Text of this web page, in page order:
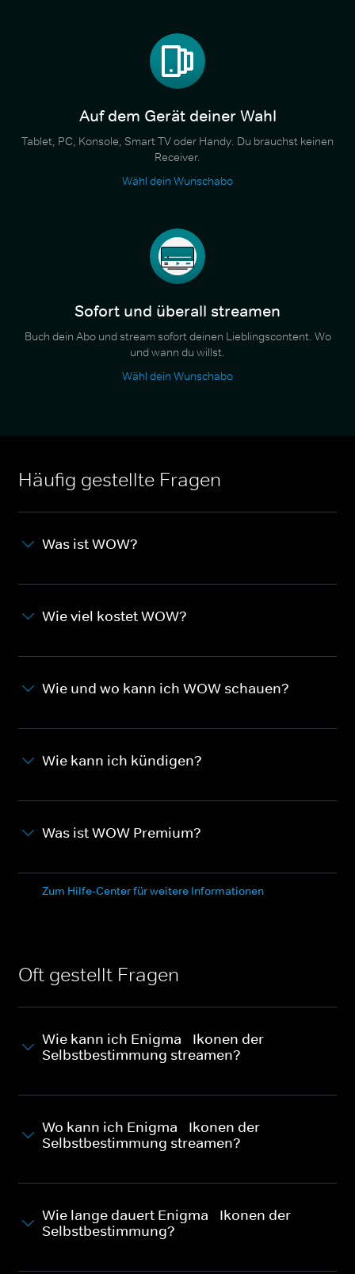
Auf dem Gerät deiner Wahl
Tablet, PC, Konsole, Smart TV oder Handy. Du brauchst keinen
Receiver.
Wähl dein Wunschabo
Sofort und überall streamen
Buch dein Abo und stream sofort deinen Lieblingscontent. Wo
und wann du willst.
Wähl dein Wunschabo
Häufig gestellte Fragen
Was ist WOW?
Wie viel kostet WOW?
Wie und wo kann ich WOW schauen?
Wie kann ich kündigen?
Was ist WOW Premium?
Zum Hilfe-Center für weitere Informationen
Oft gestellt Fragen
Wie kann ich Enigma - Ikonen der
Selbstbestimmung streamen?
Wo kann ich Enigma - Ikonen der
Selbstbestimmung streamen?
Wie lange dauert Enigma - Ikonen der
Selbstbestimmung?